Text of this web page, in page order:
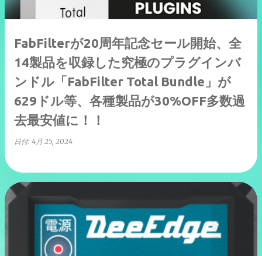
FabFilterが20周年記念セール開始、全
14製品を収録した究極のプラグインバ
ンドル「FabFilter Total Bundle」が
629ドル等、各種製品が30%OFF多数過
去最安値に！！
日付: 4月 25, 2024